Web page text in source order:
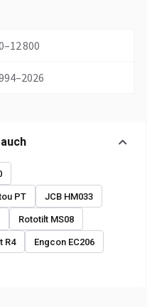
800
PT JCB HM033
Rototilt MS08
R4 Engcon EC206